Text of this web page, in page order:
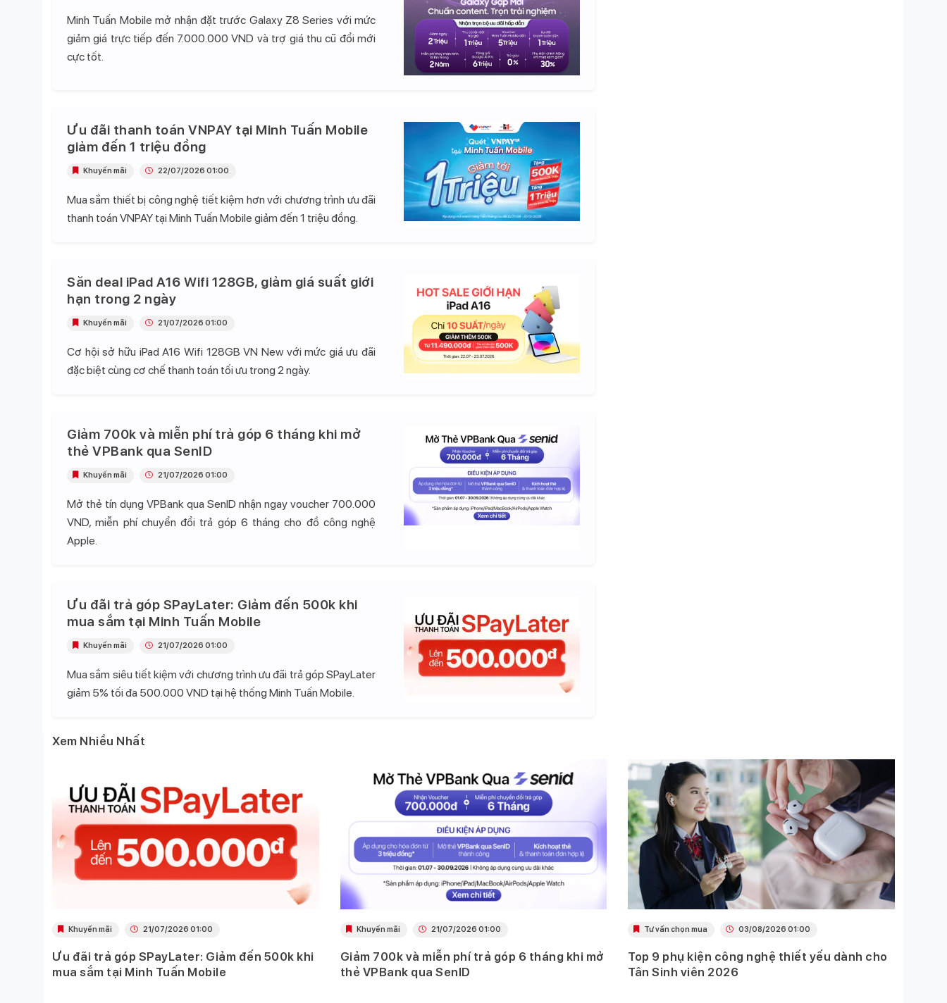
Minh Tuấn Mobile mở nhận đặt trước Galaxy Z8 Series với mức
giảm giá trực tiếp đến 7.000.000 VND và trợ giá thu cũ đổi mới
cực tốt.
Ưu đãi thanh toán VNPAY tại Minh Tuấn Mobile
giảm đến 1 triệu đồng
Mua sắm thiết bị công nghệ tiết kiệm hơn với chương trình ưu đãi
thanh toán VNPAY tại Minh Tuấn Mobile giảm đến 1 triệu đồng.
Khuyến mãi 22/07/2026 01:00
Săn deal iPad A16 Wifi 128GB, giảm giá suất giới
hạn trong 2 ngày
Cơ hội sở hữu iPad A16 Wifi 128GB VN New với mức giá ưu đãi
đặc biệt cùng cơ chế thanh toán tối ưu trong 2 ngày.
Khuyến mãi 21/07/2026 01:00
Giảm 700k và miễn phí trả góp 6 tháng khi mở
thẻ VPBank qua SenID
Mở thẻ tín dụng VPBank qua SenID nhận ngay voucher 700.000
VND, miễn phí chuyển đổi trả góp 6 tháng cho đồ công nghệ
Apple.
Khuyến mãi 21/07/2026 01:00
Ưu đãi trả góp SPayLater: Giảm đến 500k khi
mua sắm tại Minh Tuấn Mobile
Mua sắm siêu tiết kiệm với chương trình ưu đãi trả góp SPayLater
giảm 5% tối đa 500.000 VND tại hệ thống Minh Tuấn Mobile.
Khuyến mãi 21/07/2026 01:00
Xem Nhiều Nhất
Khuyến mãi 21/07/2026 01:00
Ưu đãi trả góp SPayLater: Giảm đến 500k khi
mua sắm tại Minh Tuấn Mobile
Khuyến mãi 21/07/2026 01:00
Giảm 700k và miễn phí trả góp 6 tháng khi mở
thẻ VPBank qua SenID
Tư vấn chọn mua 03/08/2026 01:00
Top 9 phụ kiện công nghệ thiết yếu dành cho
Tân Sinh viên 2026